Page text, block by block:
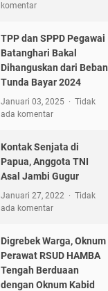
komentar
TPP dan SPPD Pegawai
Batanghari Bakal
Dihanguskan dari Beban
Tunda Bayar 2024
Januari 03, 2025
Tidak
ada komentar
Kontak Senjata di
Papua, Anggota TNI
Asal Jambi Gugur
Januari 27, 2022
Tidak
ada komentar
Digrebek Warga, Oknum
Perawat RSUD HAMBA
Tengah Berduaan
dengan Oknum Kabid